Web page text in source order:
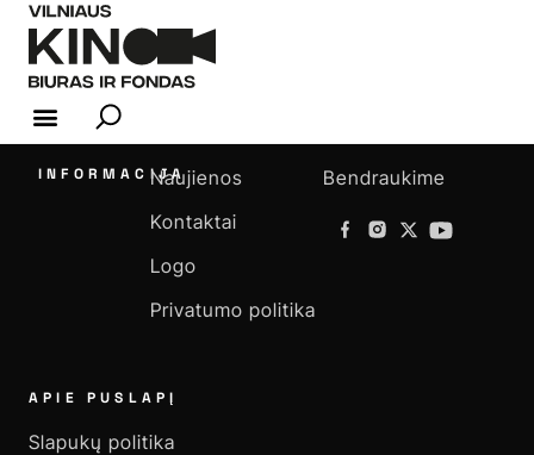
INFORMACIJANaujienos
Kontaktai
Logo
Privatumo politika
Bendraukime
APIE PUSLAPĮ
Slapukų politika